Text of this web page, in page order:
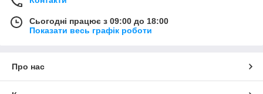
Сьогодні працює з 09:00 до 18:00
Показати весь графік роботи
Про нас